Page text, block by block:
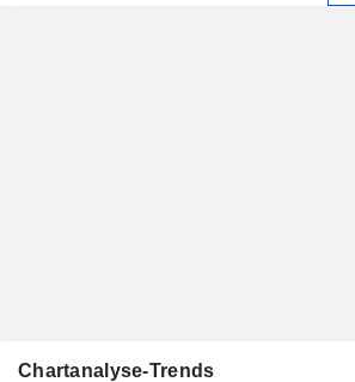
Chartanalyse-Trends